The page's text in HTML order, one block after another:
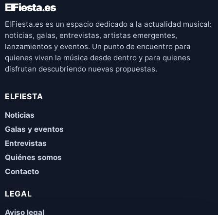
ElFiesta.es
ElFiesta.es es un espacio dedicado a la actualidad musical:
noticias, galas, entrevistas, artistas emergentes,
lanzamientos y eventos. Un punto de encuentro para
quienes viven la música desde dentro y para quienes
disfrutan descubriendo nuevas propuestas.
ELFIESTA
Noticias
Galas y eventos
Entrevistas
Quiénes somos
Contacto
LEGAL
Aviso legal